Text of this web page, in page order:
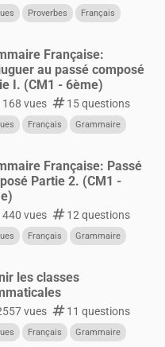
Proverbes Français
Française:
au passé composé
I. (CM1 - 6ème)
vues numbers15 questions
Français Grammaire
Française: Passé
Partie 2. (CM1 -
vues numbers12 questions
Français Grammaire
les classes
vues numbers11 questions
Français Grammaire